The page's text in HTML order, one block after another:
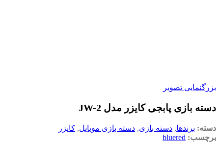
بزرگنمایی تصویر
دسته بازی پابجی کایزر مدل JW-2
دسته: برندها, دسته بازی, دسته بازی موبایل, کایزر
برچسب: bluered